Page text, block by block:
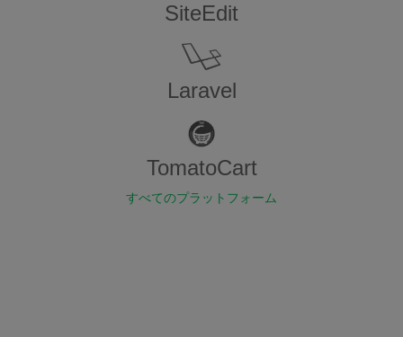
SiteEdit
Laravel
TomatoCart
すべてのプラットフォーム